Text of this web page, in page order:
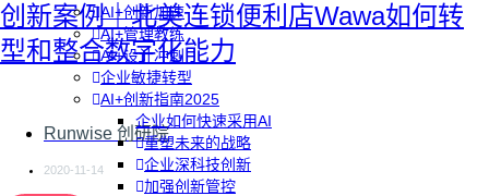
AI+创新加速
AI+管理教练
AI+设计冲刺
企业敏捷转型
AI+创新指南2025
企业如何快速采用AI
重塑未来的战略
企业深科技创新
加强创新管控
创新案例｜北美连锁便利店Wawa如何转
型和整合数字化能力
Runwise 创研院
2020-11-14